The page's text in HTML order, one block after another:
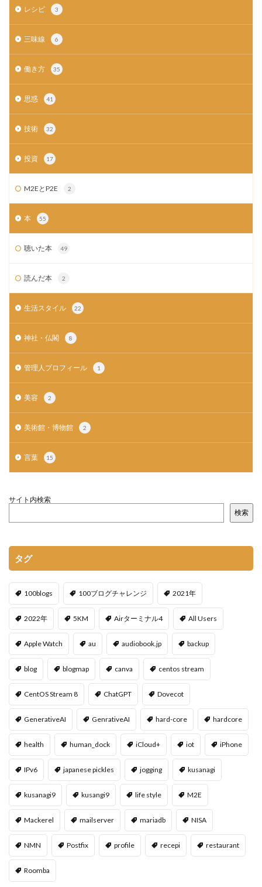
レシピ 3
三味線 6
働き方 35
思惑 41
技術 32
投資 17
M2EとP2E 2
本 55
聴いた本 49
読んだ本 2
生活スタイル 22
神社・仏閣 8
管理人プロフィール 1
美容 2
美術館・博物館 2
言葉 15
サイト内検索
検索
タグ
100blogs 100ブログチャレンジ 2021年
2022年 5KM Airターミナル4 All Users
Apple Watch au audiobook.jp backup
blog blogmap canva centos stream
CentOS Stream 8 ChatGPT Dovecot
GenerativeAI GenrativeAI hard-core hardcore
health human_dock iCloud+ iot iPhone
IPv6 japanese pickles jogging kusanagi
kusanagi9 kusangi9 life style M2E
Mackerel mailserver mariadb NISA
NMN Postfix profile recepi restaurant
Roomba